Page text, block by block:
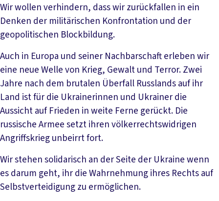
Wir wollen verhindern, dass wir zurückfallen in ein
Denken der militärischen Konfrontation und der
geopolitischen Blockbildung.
Auch in Europa und seiner Nachbarschaft erleben wir
eine neue Welle von Krieg, Gewalt und Terror. Zwei
Jahre nach dem brutalen Überfall Russlands auf ihr
Land ist für die Ukrainerinnen und Ukrainer die
Aussicht auf Frieden in weite Ferne gerückt. Die
russische Armee setzt ihren völkerrechtswidrigen
Angriffskrieg unbeirrt fort.
Wir stehen solidarisch an der Seite der Ukraine wenn
es darum geht, ihr die Wahrnehmung ihres Rechts auf
Selbstverteidigung zu ermöglichen.